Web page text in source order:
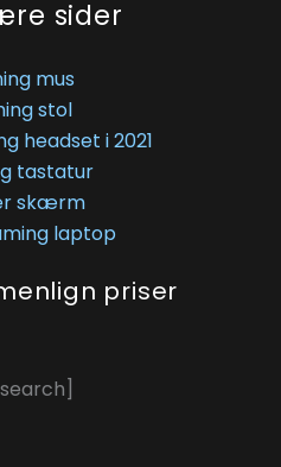
sider
mus
stol
headset i 2021
tastatur
skærm
laptop
priser